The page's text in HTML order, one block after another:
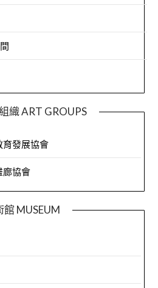
織 ART GROUPS
育發展協會
廊協會
館 MUSEUM